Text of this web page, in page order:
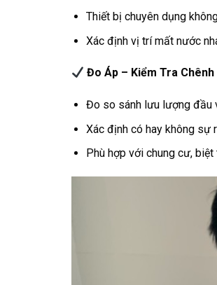
Thiết bị chuyên dụng
Xác định vị trí mất nước
Đo Áp – Kiểm Tra
Đo so sánh lưu lượng đầu
Xác định có hay không sự
Phù hợp với chung cư,